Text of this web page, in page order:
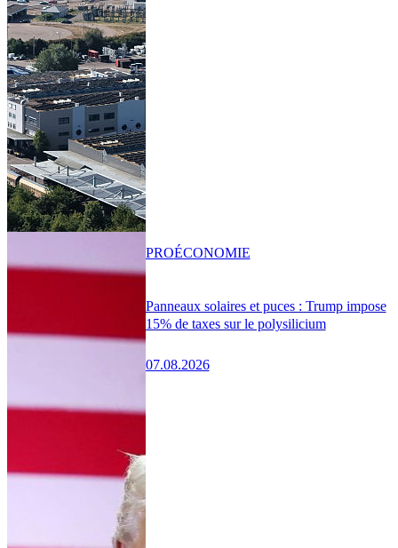
Panneaux solaires et puces : Trump impose
15% de taxes sur le polysilicium
07.08.2026
PROÉCONOMIE